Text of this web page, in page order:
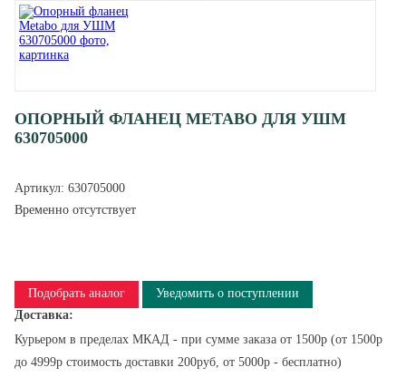
ОПОРНЫЙ ФЛАНЕЦ METABO ДЛЯ УШМ
630705000
Артикул: 630705000
Временно отсутствует
Подобрать аналог
Уведомить о поступлении
Доставка:
Курьером в пределах МКАД - при сумме заказа от 1500р (от 1500р
до 4999р стоимость доставки 200руб, от 5000р - бесплатно)